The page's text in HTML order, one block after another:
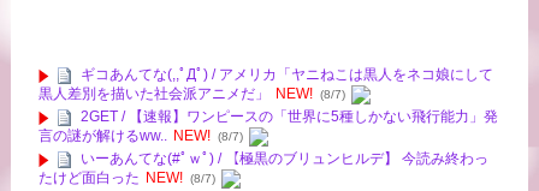
ギコあんてな(,,ﾟДﾟ) / アメリカ「ヤニねこは黒人をネコ娘にして
黒人差別を描いた社会派アニメだ」
NEW! (8/7)
2GET / 【速報】ワンピースの「世界に5種しかない飛行能力」発
言の謎が解けるww.. NEW! (8/7)
いーあんてな(#ﾟｗﾟ) / 【極黒のブリュンヒルデ】 今読み終わっ
たけど面白った NEW! (8/7)